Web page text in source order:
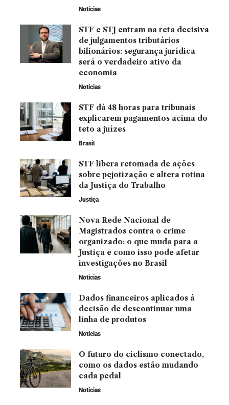
Noticias
STF e STJ entram na reta decisiva
de julgamentos tributários
bilionários: segurança jurídica
será o verdadeiro ativo da
economia
Noticias
STF dá 48 horas para tribunais
explicarem pagamentos acima do
teto a juízes
Brasil
STF libera retomada de ações
sobre pejotização e altera rotina
da Justiça do Trabalho
Justiça
Nova Rede Nacional de
Magistrados contra o crime
organizado: o que muda para a
Justiça e como isso pode afetar
investigações no Brasil
Noticias
Dados financeiros aplicados à
decisão de descontinuar uma
linha de produtos
Noticias
O futuro do ciclismo conectado,
como os dados estão mudando
cada pedal
Noticias